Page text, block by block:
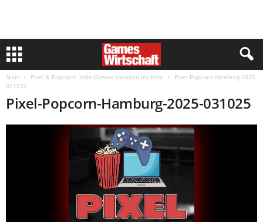
Start Pixel & Popcorn: Indie-Games kommen ins Kino
Pixel-Popcorn-Hamburg-2025-
031025
Pixel-Popcorn-Hamburg-2025-031025